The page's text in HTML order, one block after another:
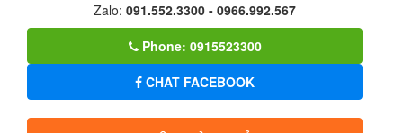
Zalo: 091.552.3300 - 0966.992.567
Phone: 0915523300
CHAT FACEBOOK